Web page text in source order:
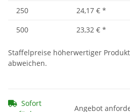
250 24,17 € *
500
23,32 € *
Staffelpreise höherwertiger
abweichen.
Sofort
Angebot